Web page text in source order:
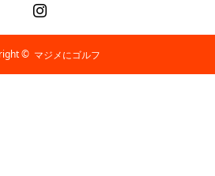
© マジメにゴルフ